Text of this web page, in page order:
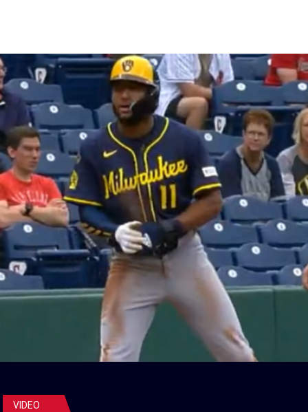
VIDEO